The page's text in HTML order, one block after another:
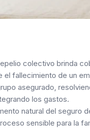
colectivo brinda
el fallecimiento de un
asegurado,
los gastos.
natural del seguro
sensible para la